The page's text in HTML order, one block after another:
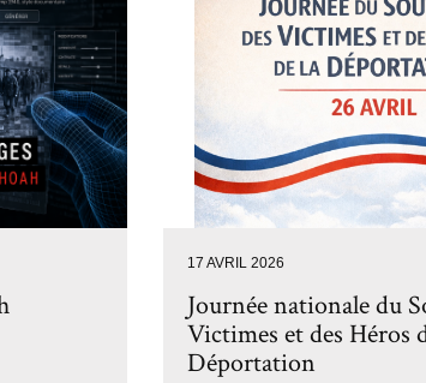
17 AVRIL 2026
Journée nationale du
Victimes et des Héros
Déportation